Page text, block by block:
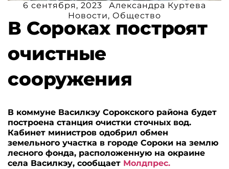
6 сентября, 2023
Александра Куртева
Новости, Общество
В Сороках построят
очистные
сооружения
В коммуне Василкэу Сорокского района будет
построена станция очистки сточных вод.
Кабинет министров одобрил обмен
земельного участка в городе Сороки на землю
лесного фонда, расположенную на окраине
села Василкэу, сообщает Молдпрес.